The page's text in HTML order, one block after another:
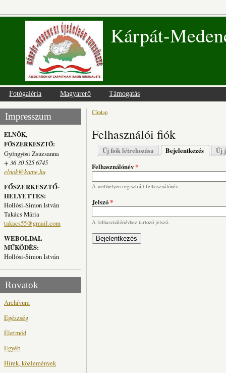
Kárpát-
Fotógaléria Magyarerő Támogatás
Impresszum
ELNÖK,
FŐSZERKESZTŐ:
Gyöngyösi Zsuzsanna
+ 36 30 525 6745
elnok@kame.hu
FŐSZERKESZTŐ-
HELYETTES:
Hollósi-Simon István
Takács Mária
takacs55@gmail.com
WEBOLDAL
MŰKÖDÉS:
Hollósi-Simon István
Rovatok
Archívum
Egészség
Életmód
Egyéb
Hírek, közlemények
Jelenlegi hely
Címlap
Felhasználói fiók
Elsődleges fülek
Új fiók létrehozása Bejelentkezés (aktív
Új
Felhasználónév*
A webhelyen regisztrált felhasználónév.
Jelszó*
A felhasználónévhez tartozó jelszó.